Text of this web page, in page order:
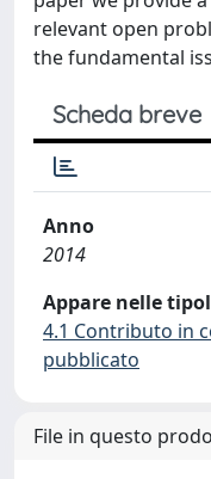
relevant open
the fundamental
Scheda breve
Anno
2014
Appare nelle
4.1 Contributo in
pubblicato
File in questo